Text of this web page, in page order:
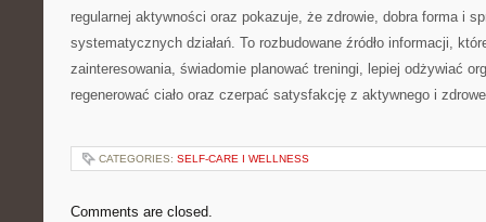
regularnej aktywności oraz pokazuje, że zdrowie, dobra forma i
systematycznych działań. To rozbudowane źródło informacji,
zainteresowania, świadomie planować treningi, lepiej odżywiać
regenerować ciało oraz czerpać satysfakcję z aktywnego i
CATEGORIES: SELF-CARE I WELLNESS
Comments are closed.